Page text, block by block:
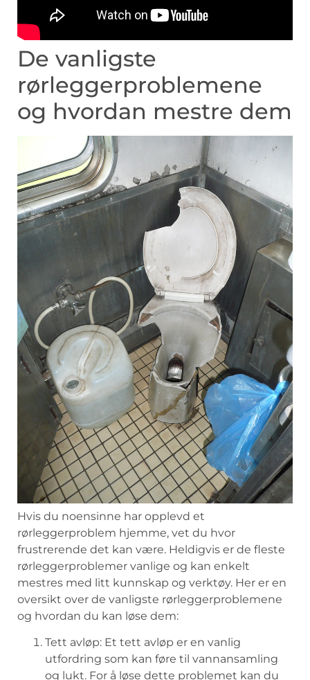
De vanligste
rørleggerproblemene
og hvordan mestre ‍dem
Hvis ⁣du noensinne har opplevd⁢ et
rørleggerproblem hjemme,​ vet du hvor
frustrerende ⁣det kan være. Heldigvis er de ‌fleste
rørleggerproblemer vanlige og kan enkelt ​
mestres med litt kunnskap og ‌verktøy. Her er en
oversikt over de vanligste ​rørleggerproblemene
og ⁢hvordan du kan løse dem:
Tett ⁣avløp: Et‌ tett avløp er en vanlig
utfordring som ‍kan føre til vannansamling⁣
og lukt. For å løse ​dette ‌problemet kan ​du